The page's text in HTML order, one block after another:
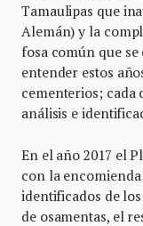
Tamaulipas que
Alemán) y la
fosa común que
entender estos
cementerios; cada
análisis e
En el año 2017 el
con la
identificados de
de osamentas, el